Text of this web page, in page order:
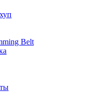
Belt